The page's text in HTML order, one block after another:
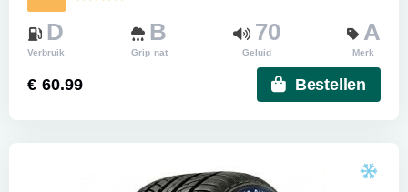
D
Verbruik
B
Grip nat
70
Geluid
A
Merk
€ 60.99 Bestellen